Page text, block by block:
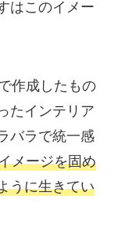
はこのイメー
作成したもの
たインテリア
バラで統一感
メージを固め
うに生きてい